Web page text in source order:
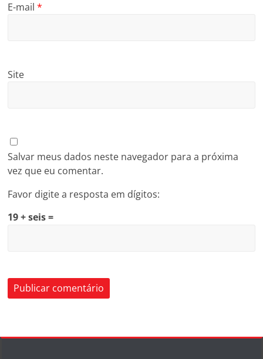
E-mail*
Site
Salvar meus dados neste navegador para a próxima
vez que eu comentar.
Favor digite a resposta em dígitos:
19 + seis =